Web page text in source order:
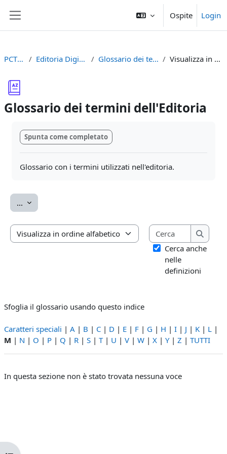
Ospite Login
PCTO2023 Editoria Digitale Accademica Glossario dei termini dell'Editoria Visualizza in ordine alfabetico
Glossario dei termini dell'Editoria
Spunta come completato
Glossario con i termini utilizzati nell'editoria.
... Esporta voci
Sfoglia il glossario usando questo indice
Cerca
Cerca
Cerca anche
nelle
definizioni
Sfoglia il glossario usando questo indice
Caratteri speciali | A | B | C | D | E | F | G | H | I | J | K | L |
M | N | O | P | Q | R | S | T| U | V | W | X | Y| Z | TUTTI
In questa sezione non è stato trovata nessuna voce